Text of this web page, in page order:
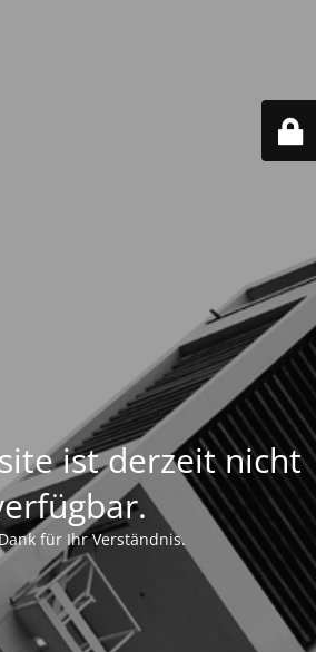
ist derzeit nicht
für Ihr Verständnis.